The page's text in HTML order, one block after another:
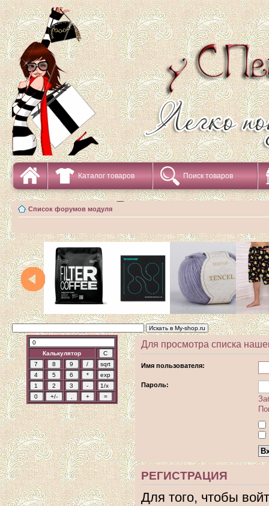
Каталог товаров Поиск товаров
Список форумов модуля
Калькулятор
Для просмотра списка
Имя пользователя:
Пароль:
РЕГИСТРАЦИЯ
Для того, чтобы